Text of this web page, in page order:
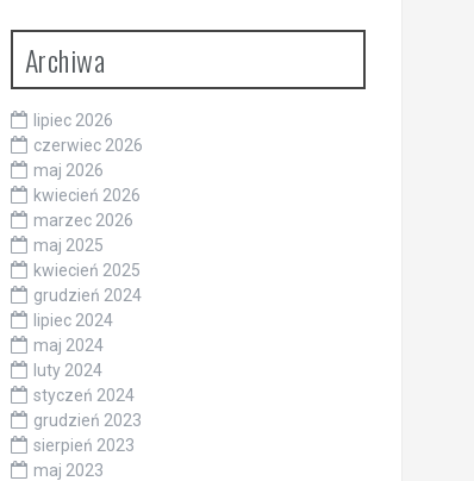
Archiwa
lipiec 2026
czerwiec 2026
maj 2026
kwiecień 2026
marzec 2026
maj 2025
kwiecień 2025
grudzień 2024
lipiec 2024
maj 2024
luty 2024
styczeń 2024
grudzień 2023
sierpień 2023
maj 2023